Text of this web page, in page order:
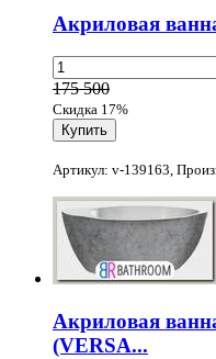
Акриловая
175 500
Скидка 17%
Артикул: v-139163,
Акриловая
(VERSA...